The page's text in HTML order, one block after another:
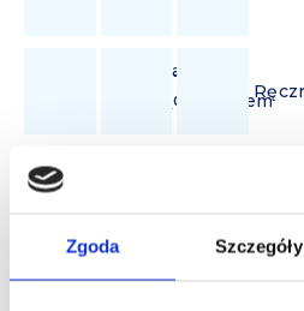
Zgoda Szczegóły
Suszarka
Włosów
Taras Z
Ogródkiem